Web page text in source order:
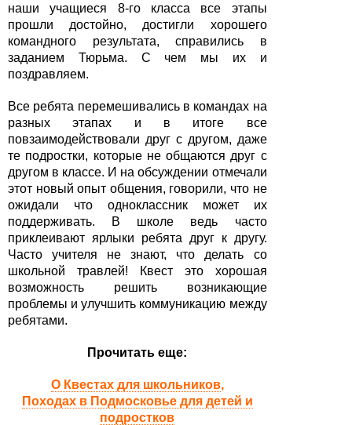
наши учащиеся 8-го класса все этапы
прошли достойно, достигли хорошего
командного результата, справились в
заданием Тюрьма. С чем мы их и
поздравляем.
Все ребята перемешивались в командах на
разных этапах и в итоге все
повзаимодействовали друг с другом, даже
те подростки, которые не общаются друг с
другом в классе. И на обсуждении отмечали
этот новый опыт общения, говорили, что не
ожидали что одноклассник может их
поддерживать. В школе ведь часто
приклеивают ярлыки ребята друг к другу.
Часто учителя не знают, что делать со
школьной травлей! Квест это хорошая
возможность решить возникающие
проблемы и улучшить коммуникацию между
ребятами.
Прочитать еще:
О Квестах для школьников,
Походах в Подмосковье для детей и
подростков